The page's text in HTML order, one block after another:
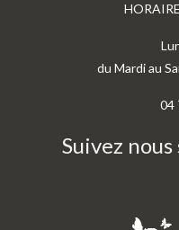
du Mardi au
04
Suivez